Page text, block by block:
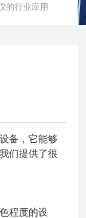
的行业应用
备，它能够
们提供了很
程度的设